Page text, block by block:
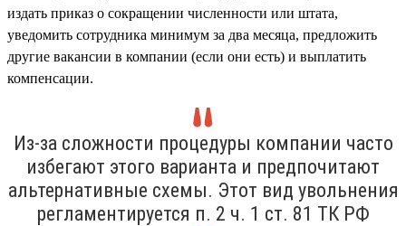
издать приказ о сокращении численности или штата,
уведомить сотрудника минимум за два месяца, предложить
другие вакансии в компании (если они есть) и выплатить
компенсации.
Из-за сложности процедуры компании часто
избегают этого варианта и предпочитают
альтернативные схемы. Этот вид увольнения
регламентируется п. 2 ч. 1 ст. 81 ТК РФ